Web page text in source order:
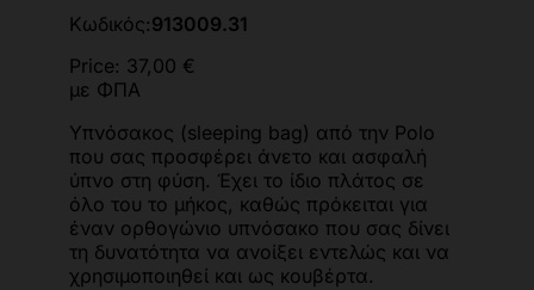
Κωδικός:913009.31
Price: 37,00 €
με ΦΠΑ
Υπνόσακος (sleeping bag) από την Polo
που σας προσφέρει άνετο και ασφαλή
ύπνο στη φύση. Έχει το ίδιο πλάτος σε
όλο του το μήκος, καθώς πρόκειται για
έναν ορθογώνιο υπνόσακο που σας δίνει
τη δυνατότητα να ανοίξει εντελώς και να
χρησιμοποιηθεί και ως κουβέρτα.